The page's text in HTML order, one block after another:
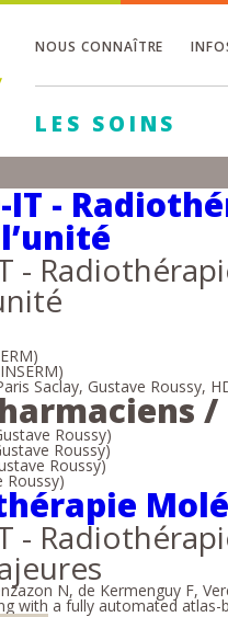
NOUS CONNAÎTRE
LES SOINS
IT -
-
Saclay, Gustave Roussy,
Roussy)
Roussy)
Roussy)
Roussy)
-
N, de Kermenguy F,
with a fully automated atlas-